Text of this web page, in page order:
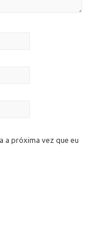
a próxima vez que eu